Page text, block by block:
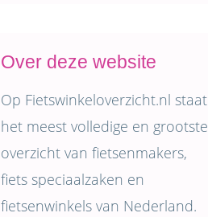
Over deze website
Op Fietswinkeloverzicht.nl staat
het meest volledige en grootste
overzicht van fietsenmakers,
fiets speciaalzaken en
fietsenwinkels van Nederland.